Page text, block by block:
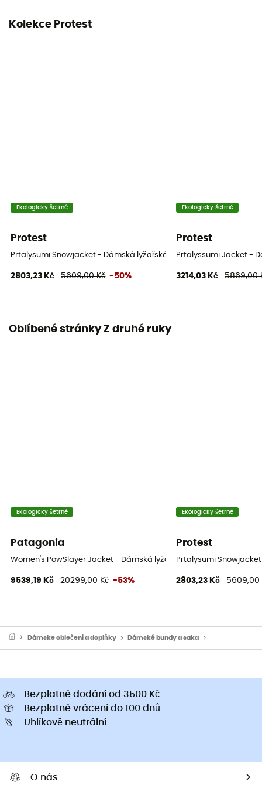
Izolace
Ne
Kolekce Protest
Ekologicky šetrné
Protest
Prtalysumi Snowjacket - Dámská lyžařská bunda
2803,23 Kč 5609,00 Kč -50%
Ekologicky šetrné
Protest
Prtalyssumi Jacket -
3214,03 Kč 5869,00
Oblíbené stránky Z druhé ruky
Ekologicky šetrné
Patagonia
Women's PowSlayer Jacket - Dámská lyžařská bunda
9539,19 Kč 20299,00 Kč -53%
Ekologicky šetrné
Protest
Prtalysumi
2803,23 Kč 5609,00
Dámske oblečeni a doplňky Dámské bundy a saka
Bezplatné dodání od 3500 Kč
Bezplatné vrácení do 100 dnů
Uhlíkově neutrální
O nás